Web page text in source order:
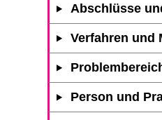
Abschlüsse
Verfahren und
Person und